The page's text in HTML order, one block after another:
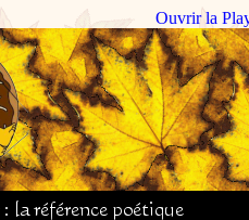
Ouvrir la